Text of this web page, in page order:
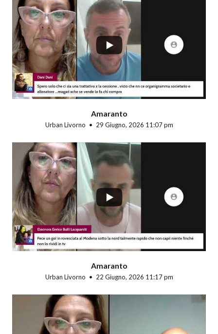
Amaranto
Urban Livorno 29 Giugno, 2026 11:07 pm
Amaranto
Urban Livorno 22 Giugno, 2026 11:17 pm